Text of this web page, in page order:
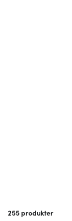
255 produkter